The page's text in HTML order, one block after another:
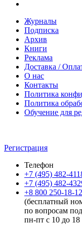
Журналы
Подписка
Архив
Книги
Реклама
Доставка /
О нас
Контакты
Политика
Политика
Обучение для
Регистрация
Телефон
+7 (495) 482-
+7 (495) 482-
+8 800 250-18-12
(бесплатный
по вопросам
пн-пт с 10 до 18